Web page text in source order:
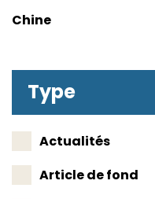
Chine
Type
Actualités
Article de fond